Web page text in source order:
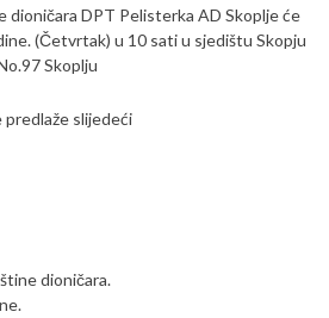
dioničara DPT Pelisterka AD Skoplje će
(Četvrtak) u 10 sati u sjedištu Skopju
Skoplju
predlaže slijedeći
dioničara.